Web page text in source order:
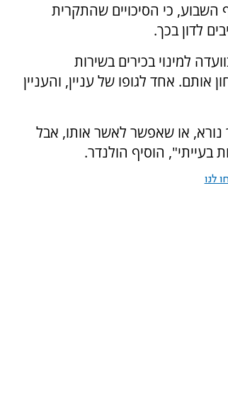
השבוע, כי הסיכויים שהתקרית
לדון בכך.
למינוי בכירים בשירות
אותם. אחד לגופו של עניין, והעניין
נורא, או שאפשר לאשר אותו, אבל
בעייתי", הוסיף הולנדר.
לנו